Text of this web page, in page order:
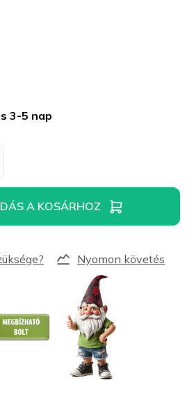
3-5 nap
A KOSÁRHOZ
Nyomon követés